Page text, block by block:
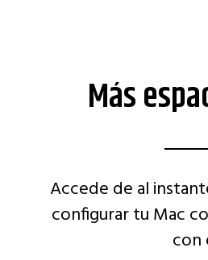
Más
Accede de al
configurar tu Mac
con